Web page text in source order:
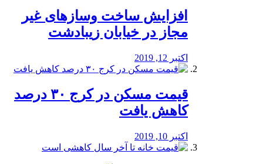
افزایش ساخت وسازهای غیر
مجاز در خیابان زیبادشت
اکتبر 12, 2019
️قیمت مسکن در کرج ۳۰ درصد
کاهش یافت
اکتبر 10, 2019